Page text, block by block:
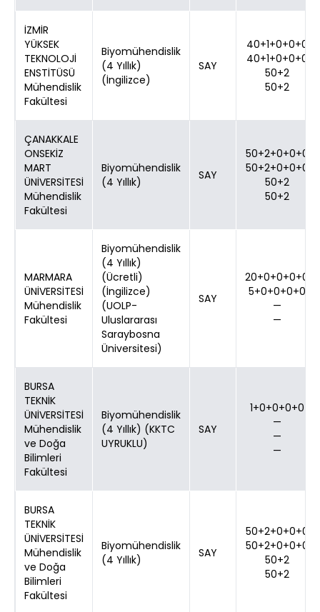
İZMİR
YÜKSEK
TEKNOLOJİ
ENSTİTÜSÜ
Mühendislik
Fakültesi
Biyomühendislik
(4 Yıllık)
(İngilizce)
SAY
40+1+0+0+0
40+1+0+0+0
50+2
50+2
ÇANAKKALE
ONSEKİZ
MART
ÜNİVERSİTESİ
Mühendislik
Fakültesi
Biyomühendislik
(4 Yıllık)
SAY
50+2+0+0+0
50+2+0+0+0
50+2
50+2
MARMARA
ÜNİVERSİTESİ
Mühendislik
Fakültesi
Biyomühendislik
(4 Yıllık)
(Ücretli)
(İngilizce)
(UOLP-
Uluslararası
Saraybosna
Üniversitesi)
SAY
20+0+0+0+0
5+0+0+0+0
—
—
BURSA
TEKNİK
ÜNİVERSİTESİ
Mühendislik
ve Doğa
Bilimleri
Fakültesi
Biyomühendislik
(4 Yıllık) (KKTC
UYRUKLU)
SAY
1+0+0+0+0
—
—
—
BURSA
TEKNİK
ÜNİVERSİTESİ
Mühendislik
ve Doğa
Bilimleri
Fakültesi
Biyomühendislik
(4 Yıllık)
SAY
50+2+0+0+0
50+2+0+0+0
50+2
50+2